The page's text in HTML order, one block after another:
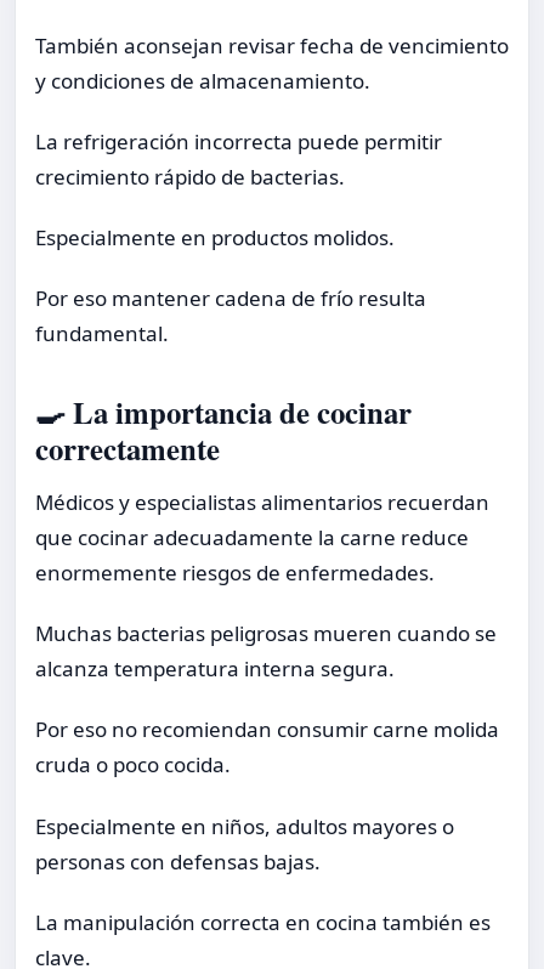
También aconsejan revisar fecha de vencimiento
y condiciones de almacenamiento.
La refrigeración incorrecta puede permitir
crecimiento rápido de bacterias.
Especialmente en productos molidos.
Por eso mantener cadena de frío resulta
fundamental.
🍳 La importancia de cocinar
correctamente
Médicos y especialistas alimentarios recuerdan
que cocinar adecuadamente la carne reduce
enormemente riesgos de enfermedades.
Muchas bacterias peligrosas mueren cuando se
alcanza temperatura interna segura.
Por eso no recomiendan consumir carne molida
cruda o poco cocida.
Especialmente en niños, adultos mayores o
personas con defensas bajas.
La manipulación correcta en cocina también es
clave.